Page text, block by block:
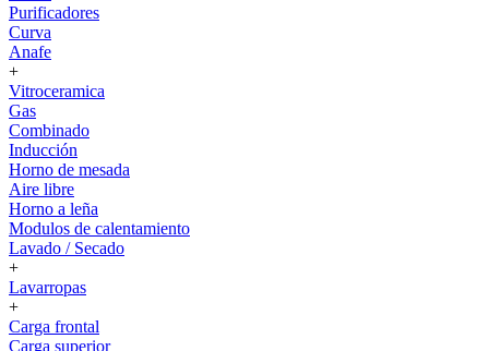
Purificadores
Curva
Anafe
+
Vitroceramica
Gas
Combinado
Inducción
Horno de mesada
Aire libre
Horno a leña
Modulos de calentamiento
Lavado / Secado
+
Lavarropas
+
Carga frontal
Carga superior